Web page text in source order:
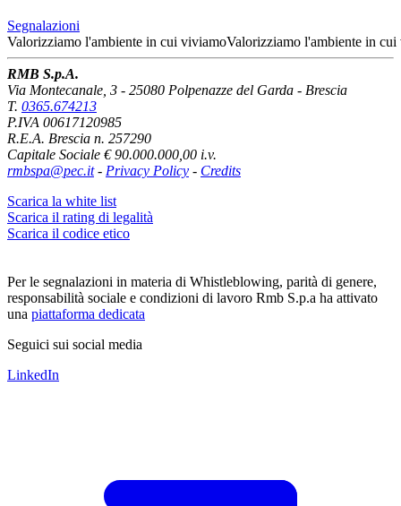
Segnalazioni
Valorizziamo l'ambiente in cui viviamoValorizziamo l'ambiente in cui
RMB S.p.A.
Via Montecanale, 3 - 25080 Polpenazze del Garda - Brescia
T. 0365.674213
P.IVA 00617120985
R.E.A. Brescia n. 257290
Capitale Sociale € 90.000.000,00 i.v.
rmbspa@pec.it- Privacy Policy - Credits
Scarica la white list
Scarica il rating di legalità
Scarica il codice etico
Per le segnalazioni in materia di Whistleblowing, parità di genere,
responsabilità sociale e condizioni di lavoro Rmb S.p.a ha attivato
una piattaforma dedicata
Seguici sui social media
LinkedIn